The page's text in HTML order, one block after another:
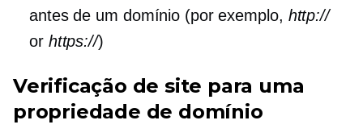
antes de um domínio (por exemplo, http://
or https://)
Verificação de site para uma
propriedade de domínio